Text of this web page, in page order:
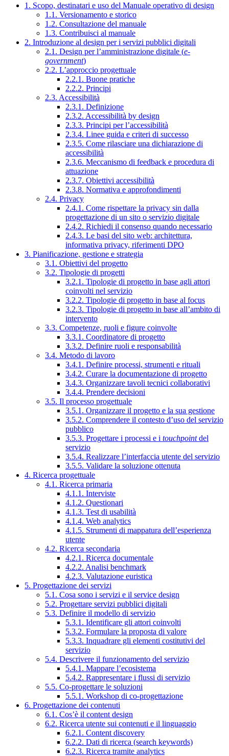
1. Scopo, destinatari e uso del Manuale operativo di design
1.1. Versionamento e storico
1.2. Consultazione del manuale
1.3. Contribuisci al manuale
2. Introduzione al design per i servizi pubblici digitali
2.1. Design per l’amministrazione digitale (e-
government)
2.2. L’approccio progettuale
2.2.1. Buone pratiche
2.2.2. Principi
2.3. Accessibilità
2.3.1. Definizione
2.3.2. Accessibilità by design
2.3.3. Principi per l’accessibilità
2.3.4. Linee guida e criteri di successo
2.3.5. Come rilasciare una dichiarazione di
accessibilità
2.3.6. Meccanismo di feedback e procedura di
attuazione
2.3.7. Obiettivi accessibilità
2.3.8. Normativa e approfondimenti
2.4. Privacy
2.4.1. Come rispettare la privacy sin dalla
progettazione di un sito o servizio digitale
2.4.2. Richiedi il consenso quando necessario
2.4.3. Le basi del sito web: architettura,
informativa privacy, riferimenti DPO
3. Pianificazione, gestione e strategia
3.1. Obiettivi del progetto
3.2. Tipologie di progetti
3.2.1. Tipologie di progetto in base agli attori
coinvolti nel servizio
3.2.2. Tipologie di progetto in base al focus
3.2.3. Tipologie di progetto in base all’ambito di
intervento
3.3. Competenze, ruoli e figure coinvolte
3.3.1. Coordinatore di progetto
3.3.2. Definire ruoli e responsabilità
3.4. Metodo di lavoro
3.4.1. Definire processi, strumenti e rituali
3.4.2. Curare la documentazione di progetto
3.4.3. Organizzare tavoli tecnici collaborativi
3.4.4. Prendere decisioni
3.5. Il processo progettuale
3.5.1. Organizzare il progetto e la sua gestione
3.5.2. Comprendere il contesto d’uso del servizio
pubblico
3.5.3. Progettare i processi e i touchpointdel
servizio
3.5.4. Realizzare l’interfaccia utente del servizio
3.5.5. Validare la soluzione ottenuta
4. Ricerca progettuale
4.1. Ricerca primaria
4.1.1. Interviste
4.1.2. Questionari
4.1.3. Test di usabilità
4.1.4. Web analytics
4.1.5. Strumenti di mappatura dell’esperienza
utente
4.2. Ricerca secondaria
4.2.1. Ricerca documentale
4.2.2. Analisi benchmark
4.2.3. Valutazione euristica
5. Progettazione dei servizi
5.1. Cosa sono i servizi e il service design
5.2. Progettare servizi pubblici digitali
5.3. Definire il modello di servizio
5.3.1. Identificare gli attori coinvolti
5.3.2. Formulare la proposta di valore
5.3.3. Inquadrare gli elementi costitutivi del
servizio
5.4. Descrivere il funzionamento del servizio
5.4.1. Mappare l’ecosistema
5.4.2. Rappresentare i flussi di servizio
5.5. Co-progettare le soluzioni
5.5.1. Workshop di co-progettazione
6. Progettazione dei contenuti
6.1. Cos’è il content design
6.2. Ricerca utente sui contenuti e il linguaggio
6.2.1. Content discovery
6.2.2. Dati di ricerca (search keywords)
6.2.3. Ricerca tramite analytics